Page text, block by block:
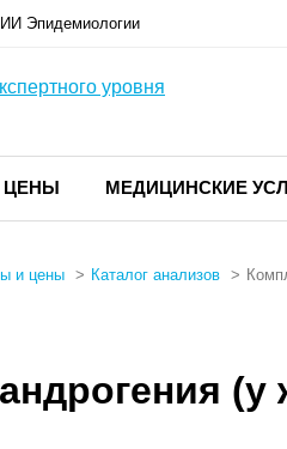
Эпидемиологии
ЦЕНЫ МЕДИЦИНСКИЕ
и цены Каталог анализов